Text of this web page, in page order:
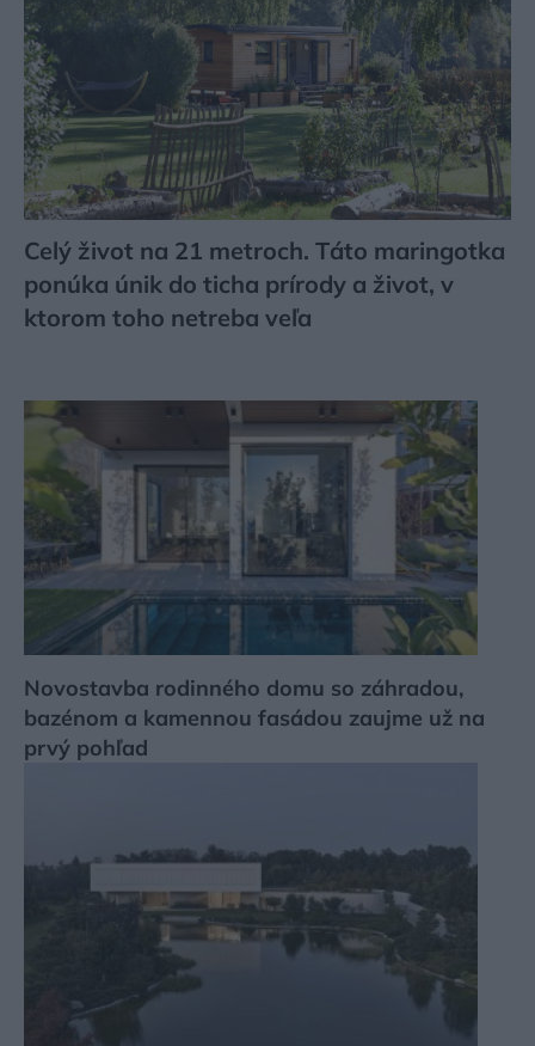
Celý život na 21 metroch. Táto maringotka
ponúka únik do ticha prírody a život, v
ktorom toho netreba veľa
Novostavba rodinného domu so záhradou,
bazénom a kamennou fasádou zaujme už na
prvý pohľad